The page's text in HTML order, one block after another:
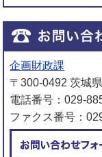
企画財政課
〒300-0492 茨城
電話番号：029-
ファクス番号：